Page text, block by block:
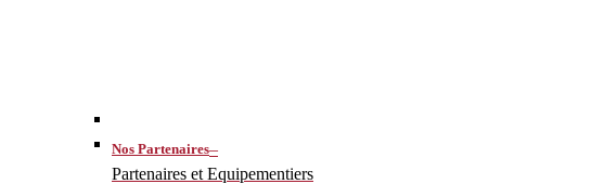
Nos Partenaires–
Partenaires et Equipementiers